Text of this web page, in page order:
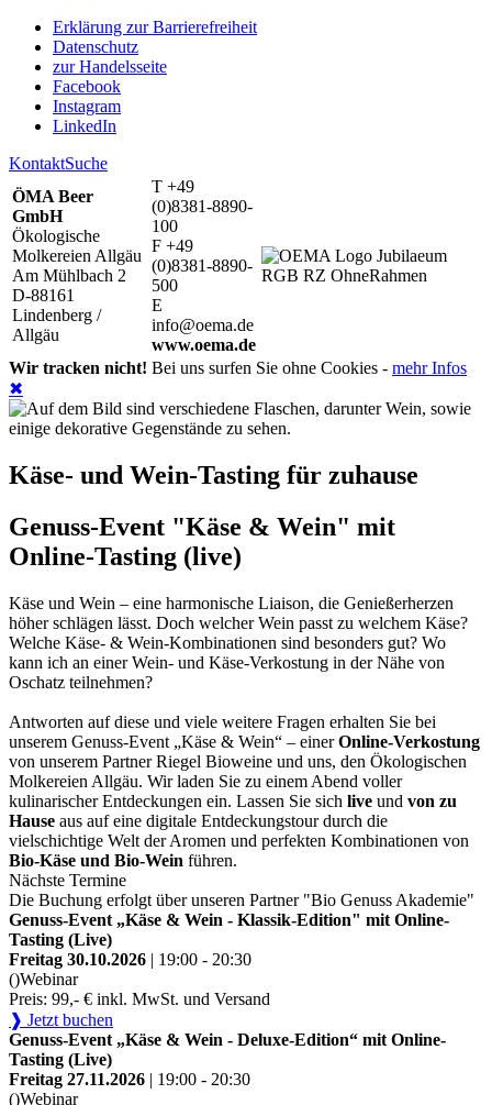
Erklärung zur Barrierefreiheit
Datenschutz
zur Handelsseite
Facebook
Instagram
LinkedIn
KontaktSuche
ÖMA Beer
GmbH
Ökologische
Molkereien Allgäu
Am Mühlbach 2
D-88161
Lindenberg /
Allgäu
T +49
(0)8381-8890-
100
F +49
(0)8381-8890-
500
E
info@oema.de
www.oema.de
Wir tracken nicht! Bei uns surfen Sie ohne Cookies - mehr Infos
✖
Käse- und Wein-Tasting für zuhause
Genuss-Event "Käse & Wein" mit
Online-Tasting (live)
Käse und Wein – eine harmonische Liaison, die Genießerherzen
höher schlägen lässt. Doch welcher Wein passt zu welchem Käse?
Welche Käse- & Wein-Kombinationen sind besonders gut? Wo
kann ich an einer Wein- und Käse-Verkostung in der Nähe von
Oschatz teilnehmen?
Antworten auf diese und viele weitere Fragen erhalten Sie bei
unserem Genuss-Event „Käse & Wein“ – einerOnline-Verkostung
von unserem Partner Riegel Bioweine und uns, den Ökologischen
Molkereien Allgäu. Wir laden Sie zu einem Abend voller
kulinarischer Entdeckungen ein. Lassen Sie sich live und von zu
Hause aus auf eine digitale Entdeckungstour durch die
vielschichtige Welt der Aromen und perfekten Kombinationen von
Bio-Käse und Bio-Wein führen.
Nächste Termine
Die Buchung erfolgt über unseren Partner "Bio Genuss Akademie"
Genuss-Event „Käse & Wein - Klassik-Edition" mit Online-
Tasting (Live)
Freitag 30.10.2026 | 19:00 - 20:30
()Webinar
Preis: 99,- € inkl. MwSt. und Versand
❱ Jetzt buchen
Genuss-Event „Käse & Wein - Deluxe-Edition“ mit Online-
Tasting (Live)
Freitag 27.11.2026 | 19:00 - 20:30
()Webinar